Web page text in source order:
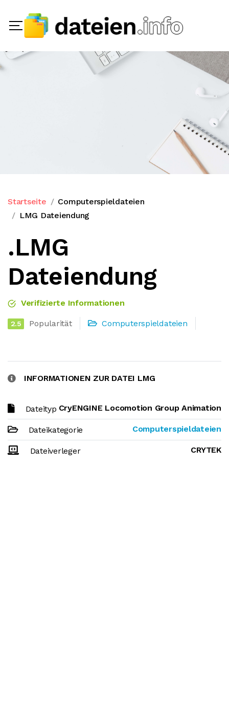
Startseite
Computerspieldateien
LMG Dateiendung
.LMG
Dateiendung
Verifizierte Informationen
2.5 Popularität Computerspieldateien
INFORMATIONEN ZUR DATEI LMG
Dateityp CryENGINE Locomotion Group Animation
Dateikategorie Computerspieldateien
Dateiverleger CRYTEK